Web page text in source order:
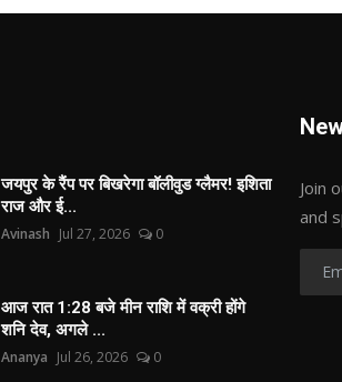
जयपुर के रैंप पर बिखरेगा बॉलीवुड ग्लैमर! इशिता
राज और ई...
Avinash Jul 27, 2026 0
आज रात 1:28 बजे मीन राशि में वक्री होंगे
शनि देव, अगले ...
Ananya Jul 26, 2026 0
Join
and